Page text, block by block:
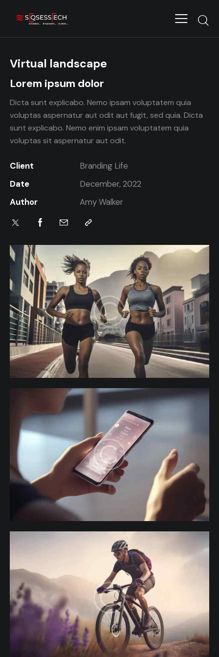
Virtual landscape
Lorem ipsum dolor
Dicta sunt explicabo. Nemo ipsam voluptatem quia
voluptas aspernatur aut odit aut fugit, sed quia. Dicta
sunt explicabo. Nemo enim ipsam voluptatem quia
voluptas sit aspernatur aut odit.
Client
Branding Life
Date
December, 2022
Author
Amy Walker